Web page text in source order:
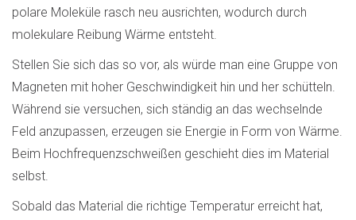
polare Moleküle rasch neu ausrichten, wodurch durch
molekulare Reibung Wärme entsteht.
Stellen Sie sich das so vor, als würde man eine Gruppe von
Magneten mit hoher Geschwindigkeit hin und her schütteln.
Während sie versuchen, sich ständig an das wechselnde
Feld anzupassen, erzeugen sie Energie in Form von Wärme.
Beim Hochfrequenzschweißen geschieht dies im Material
selbst.
Sobald das Material die richtige Temperatur erreicht hat,